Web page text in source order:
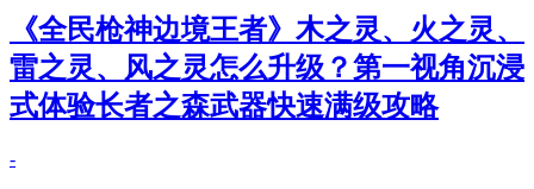
《全民枪神边境王者》木之灵、火之灵、
雷之灵、风之灵怎么升级？第一视角沉浸
式体验长者之森武器快速满级攻略
-